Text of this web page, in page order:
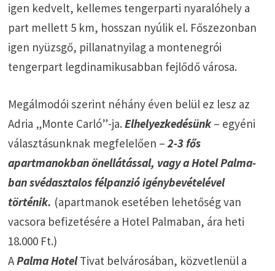
igen kedvelt, kellemes tengerparti nyaralóhely a
part mellett 5 km, hosszan nyúlik el. Főszezonban
igen nyüzsgő, pillanatnyilag a montenegrói
tengerpart legdinamikusabban fejlődő városa.
Megálmodói szerint néhány éven belül ez lesz az
Adria „Monte Carló”-ja. Elhelyezkedésünk– egyéni
választásunknak megfelelően – 2-3 fős
apartmanokban önellátással, vagy a Hotel Palma-
ban svédasztalos félpanzió igénybevételével
történik. (apartmanok esetében lehetőség van
vacsora befizetésére a Hotel Palmaban, ára heti
18.000 Ft.)
APalma HotelTivat belvárosában, közvetlenül a